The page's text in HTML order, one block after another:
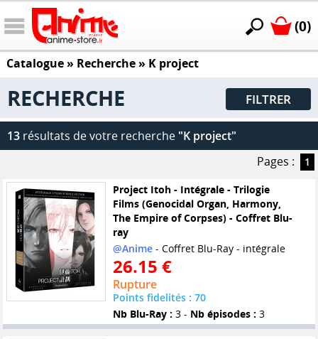
(0)
Catalogue» Recherche » K project
RECHERCHE FILTRER
13 résultats de votre recherche "K project"
Pages :
1
Project Itoh - Intégrale - Trilogie
Films (Genocidal Organ, Harmony,
The Empire of Corpses) - Coffret Blu-
ray
@Anime- Coffret Blu-Ray - intégrale
26.15 €
Rupture
Points fidelités : 70
Nb Blu-Ray : 3 - Nb épisodes : 3